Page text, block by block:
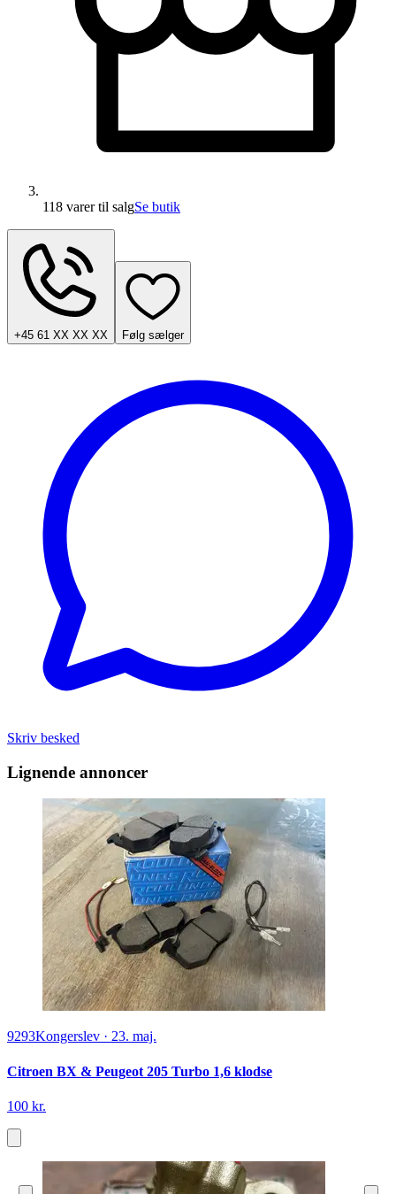
118 varertil salgSe butik
+45 61 XX XX XX Følg sælger
Skriv besked
Lignende annoncer
9293Kongerslev · 23. maj.
Citroen BX & Peugeot 205 Turbo 1,6 klodse
100 kr.